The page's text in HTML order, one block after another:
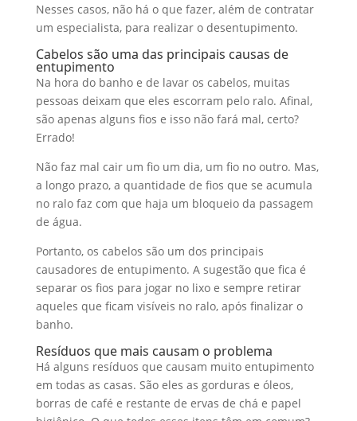
Nesses casos, não há o que fazer, além de contratar
um especialista, para realizar o desentupimento.
Cabelos são uma das principais causas de
entupimento
Na hora do banho e de lavar os cabelos, muitas
pessoas deixam que eles escorram pelo ralo. Afinal,
são apenas alguns fios e isso não fará mal, certo?
Errado!
Não faz mal cair um fio um dia, um fio no outro. Mas,
a longo prazo, a quantidade de fios que se acumula
no ralo faz com que haja um bloqueio da passagem
de água.
Portanto, os cabelos são um dos principais
causadores de entupimento. A sugestão que fica é
separar os fios para jogar no lixo e sempre retirar
aqueles que ficam visíveis no ralo, após finalizar o
banho.
Resíduos que mais causam o problema
Há alguns resíduos que causam muito entupimento
em todas as casas. São eles as gorduras e óleos,
borras de café e restante de ervas de chá e papel